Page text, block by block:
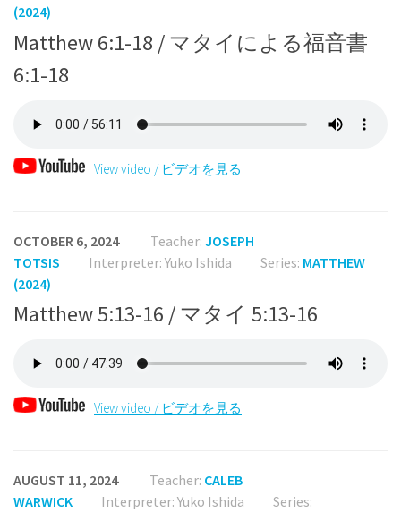
(2024)
Matthew 6:1-18 / マタイによる福音書
6:1-18
View video / ビデオを見る
OCTOBER 6, 2024 Teacher: JOSEPH
TOTSIS
Interpreter: Yuko Ishida Series: MATTHEW
(2024)
Matthew 5:13-16 / マタイ 5:13-16
View video / ビデオを見る
AUGUST 11, 2024 Teacher: CALEB
WARWICK
Interpreter: Yuko Ishida
Series: